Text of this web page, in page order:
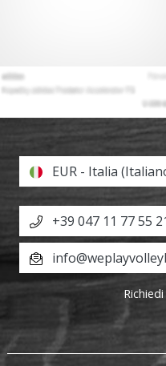
EUR - Italia
+39 047 11 77 55